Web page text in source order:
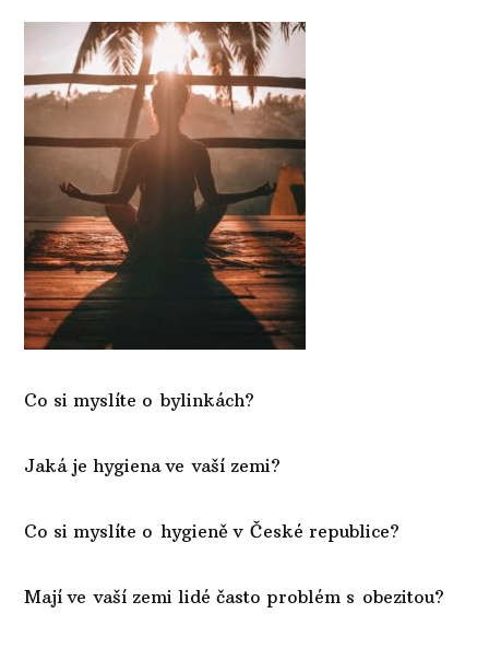
Co si myslíte o bylinkách?
Jaká je hygiena ve vaší zemi?
Co si myslíte o hygieně v České republice?
Mají ve vaší zemi lidé často problém s obezitou?